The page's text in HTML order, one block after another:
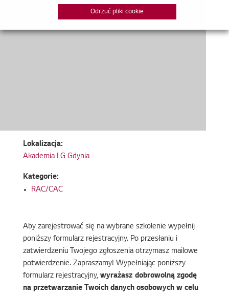
Lokalizacja:
Akademia LG Gdynia
Kategorie:
RAC/CAC
Aby zarejestrować się na wybrane szkolenie wypełnij
poniższy formularz rejestracyjny. Po przesłaniu i
zatwierdzeniu Twojego zgłoszenia otrzymasz mailowe
potwierdzenie. Zapraszamy! Wypełniając poniższy
formularz rejestracyjny, wyrażasz dobrowolną zgodę
na przetwarzanie Twoich danych osobowych w celu
Odrzuć pliki cookie